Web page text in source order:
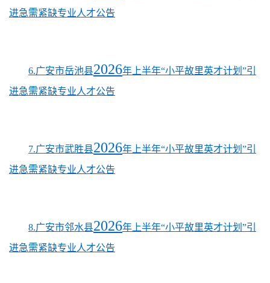
进急需紧缺专业人才公告
6.广安市岳池县2026年上半年“小平故里英才计划”引
进急需紧缺专业人才公告
7.广安市武胜县2026年上半年“小平故里英才计划”引
进急需紧缺专业人才公告
8.广安市邻水县2026年上半年“小平故里英才计划”引
进急需紧缺专业人才公告